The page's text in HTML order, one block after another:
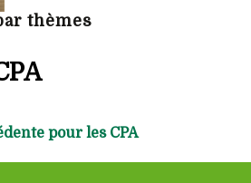
thèmes
pour les CPA